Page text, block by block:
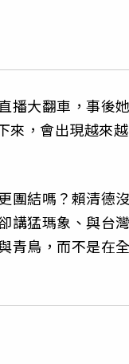
播大翻車，事後
來，會出現越來越
團結嗎？賴清德
講猛瑪象、與台
青鳥，而不是在